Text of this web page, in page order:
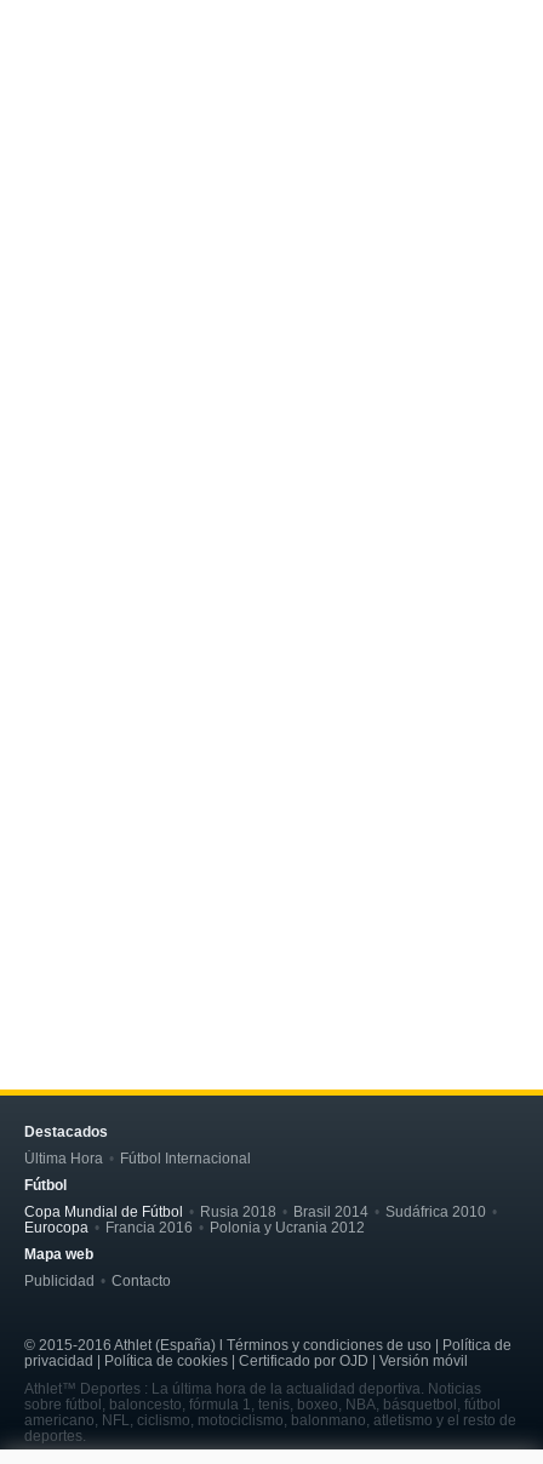
Destacados
Última Hora
Fútbol Internacional
Fútbol
Copa Mundial de Fútbol
Rusia 2018 Brasil 2014
Sudáfrica 2010
Eurocopa
Francia 2016
Polonia y Ucrania 2012
Mapa web
Publicidad
Contacto
© 2015-2016 Athlet (España) l Términos y condiciones de uso | Política de
privacidad | Política de cookies | Certificado por OJD | Versión móvil
Athlet™ Deportes : La última hora de la actualidad deportiva. Noticias
sobre fútbol, baloncesto, fórmula 1, tenis, boxeo, NBA, básquetbol, fútbol
americano, NFL, ciclismo, motociclismo, balonmano, atletismo y el resto de
deportes.